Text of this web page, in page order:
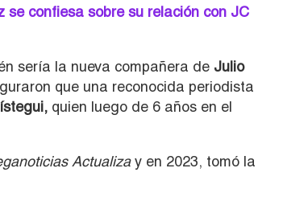
se confiesa sobre su relación con JC
sería la nueva compañera de Julio
que una reconocida periodista
quien luego de 6 años en el
Actualizay en 2023, tomó la